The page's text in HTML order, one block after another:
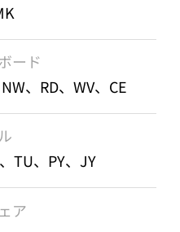
ード
、RD、WV、CE
TU、PY、JY
ア